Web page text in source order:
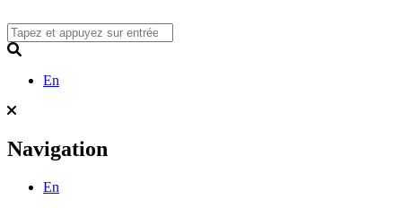
to
content
En
Navigation
En